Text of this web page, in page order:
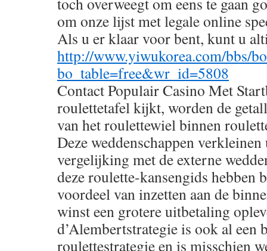
om onze lijst met legale online
Als u er klaar voor bent, kunt u
http://www.yiwukorea.com/bbs/
bo_table=free&wr_id=5808
Contact Populair Casino Met
roulettetafel kijkt, worden de
van het roulettewiel binnen
Deze weddenschappen
vergelijking met de externe
deze roulette-kansengids hebben
voordeel van inzetten aan de
winst een grotere uitbetaling
d’Alembertstrategie is ook al een
roulettestrategie en is misschien